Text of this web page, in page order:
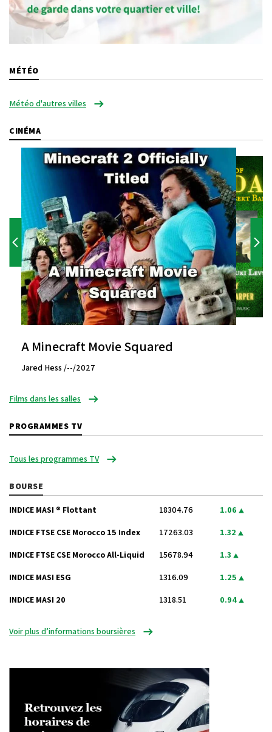
MÉTÉO
Météo d'autres villes
CINÉMA
A Minecraft Movie Squared
Jared Hess /--/2027
Films dans les salles
PROGRAMMES TV
Tous les programmes TV
BOURSE
INDICE MASI ® Flottant 18304.76 1.06
INDICE FTSE CSE Morocco 15 Index 17263.03 1.32
INDICE FTSE CSE Morocco All-Liquid 15678.94 1.3
INDICE MASI ESG 1316.09 1.25
INDICE MASI 20 1318.51 0.94
Voir plus d’informations boursières